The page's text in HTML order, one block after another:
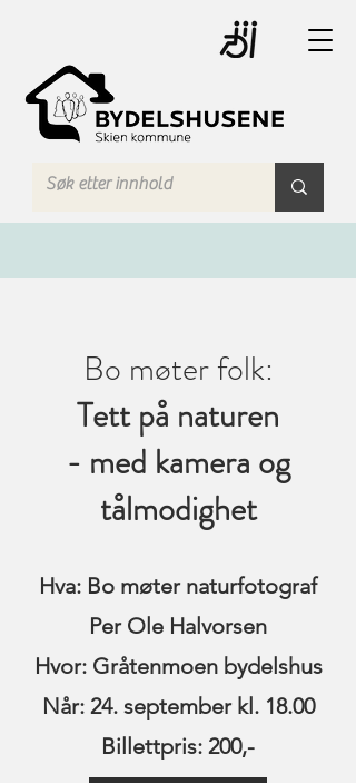
Bo møter folk:
Tett på naturen
- med kamera og
tålmodighet
Hva: Bo møter naturfotograf
Per Ole Halvorsen
Hvor: Gråtenmoen bydelshus
Når: 24. september kl. 18.00
Billettpris: 200,-